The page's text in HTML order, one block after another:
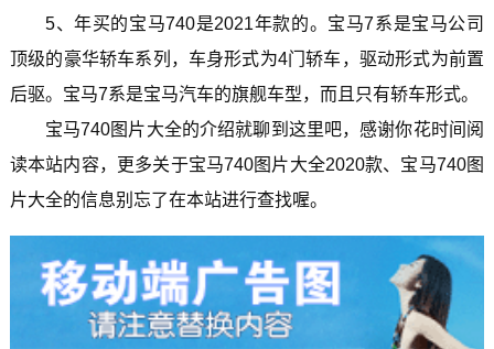
5、年买的宝马740是2021年款的。宝马7系是宝马公司
顶级的豪华轿车系列，车身形式为4门轿车，驱动形式为前置
后驱。宝马7系是宝马汽车的旗舰车型，而且只有轿车形式。
宝马740图片大全的介绍就聊到这里吧，感谢你花时间阅
读本站内容，更多关于宝马740图片大全2020款、宝马740图
片大全的信息别忘了在本站进行查找喔。